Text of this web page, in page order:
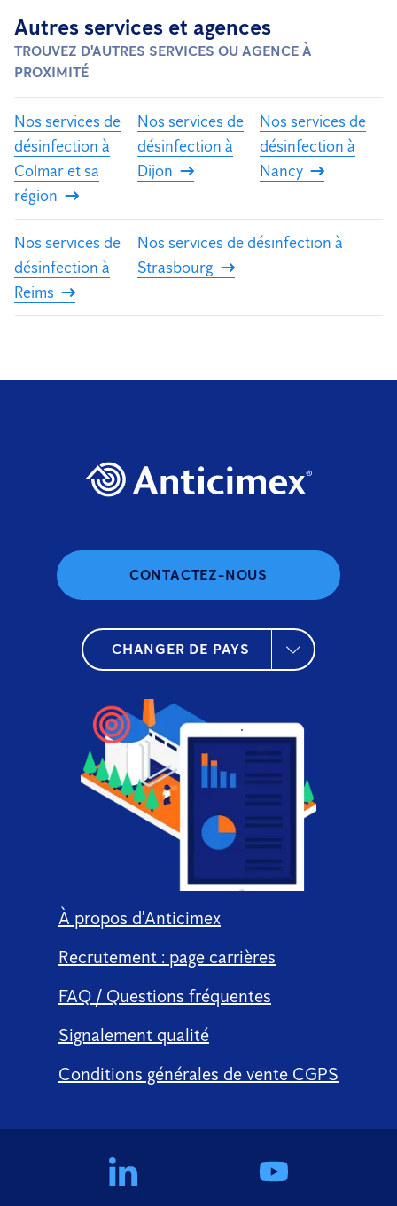
Autres services et agences
TROUVEZ D'AUTRES SERVICES OU AGENCE À
PROXIMITÉ
Nos services de
désinfection à
Colmar et sa
région
Nos services de
désinfection à
Dijon
Nos services de
désinfection à
Nancy
Nos services de
désinfection à
Reims
Nos services de désinfection à
Strasbourg
CONTACTEZ-NOUS
CHANGER DE PAYS
À propos d'Anticimex
Recrutement : page carrières
FAQ / Questions fréquentes
Signalement qualité
Conditions générales de vente CGPS